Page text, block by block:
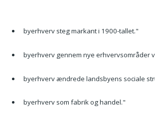
byerhverv steg markant i 1900-tallet."
byerhverv gennem nye erhvervsområder
byerhverv ændrede landsbyens sociale
byerhverv som fabrik og handel."